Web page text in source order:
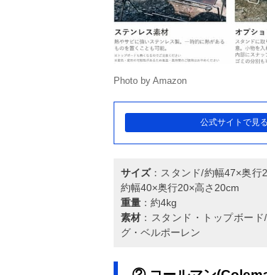
Photo by Amazon
公式サイトで見る
サイズ：スタンド/約幅47×奥行
約幅40×奥行20×高さ20cm
重量：約4kg
素材 ：スタンド・トップボー
グ・ベルポーレン